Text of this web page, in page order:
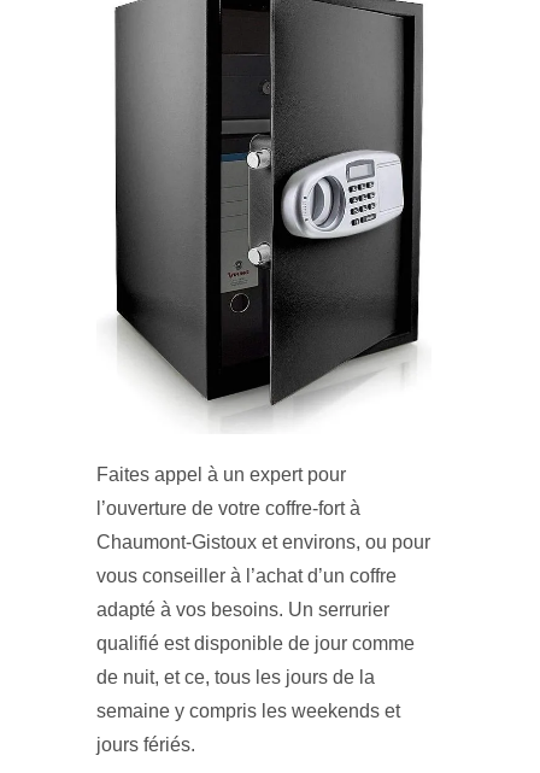
Faites appel à un expert pour
l’ouverture de votre coffre-fort à
Chaumont-Gistoux et environs, ou pour
vous conseiller à l’achat d’un coffre
adapté à vos besoins. Un serrurier
qualifié est disponible de jour comme
de nuit, et ce, tous les jours de la
semaine y compris les weekends et
jours fériés.